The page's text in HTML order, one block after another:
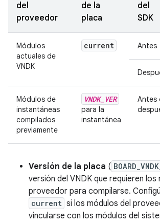
del
proveedor
de la
placa
del
SDK
Módulos
actuales de
VNDK
current Antes
Módulos de
instantáneas
compilados
previamente
VNDK_ VER
para la
instantánea
Antes
Versión de la placa (
versión del VNDK que requieren los
proveedor para compilarse.
current si los módulos del
vincularse con los módulos del